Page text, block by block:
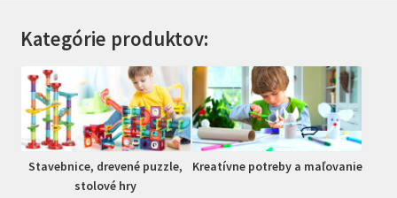
Kategórie produktov:
Stavebnice, drevené puzzle,
stolové hry
Kreatívne potreby a maľovanie